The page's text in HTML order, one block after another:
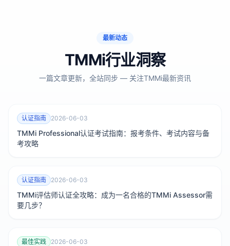
最新动态
TMMi行业洞察
一篇文章更新，全站同步 — 关注TMMi最新资讯
认证指南 2026-06-03
TMMi Professional认证考试指南：报考条件、考试内容与备
考攻略
认证指南 2026-06-03
TMMi评估师认证全攻略：成为一名合格的TMMi Assessor需
要几步？
最佳实践 2026-06-03